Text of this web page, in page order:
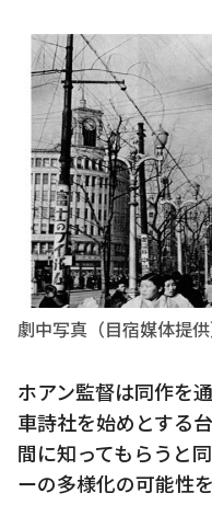
劇中写真（目宿媒体提供
ホアン監督は同作を
車詩社を始めとする
間に知ってもらうと
ーの多様化の可能性